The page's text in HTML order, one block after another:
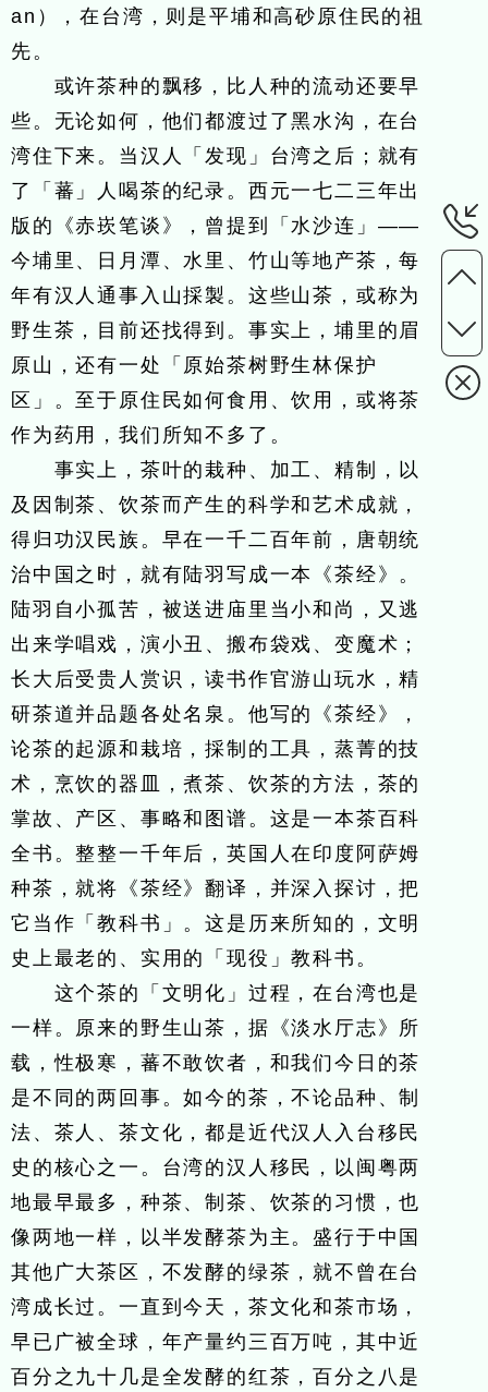
an），在台湾，则是平埔和高砂原住民的祖
先。
或许茶种的飘移，比人种的流动还要早
些。无论如何，他们都渡过了黑水沟，在台
湾住下来。当汉人「发现」台湾之后；就有
了「蕃」人喝茶的纪录。西元一七二三年出
版的《赤崁笔谈》，曾提到「水沙连」——
今埔里、日月潭、水里、竹山等地产茶，每
年有汉人通事入山採製。这些山茶，或称为
野生茶，目前还找得到。事实上，埔里的眉
原山，还有一处「原始茶树野生林保护
区」。至于原住民如何食用、饮用，或将茶
作为药用，我们所知不多了。
事实上，茶叶的栽种、加工、精制，以
及因制茶、饮茶而产生的科学和艺术成就，
得归功汉民族。早在一千二百年前，唐朝统
治中国之时，就有陆羽写成一本《茶经》。
陆羽自小孤苦，被送进庙里当小和尚，又逃
出来学唱戏，演小丑、搬布袋戏、变魔术；
长大后受贵人赏识，读书作官游山玩水，精
研茶道并品题各处名泉。他写的《茶经》，
论茶的起源和栽培，採制的工具，蒸菁的技
术，烹饮的器皿，煮茶、饮茶的方法，茶的
掌故、产区、事略和图谱。这是一本茶百科
全书。整整一千年后，英国人在印度阿萨姆
种茶，就将《茶经》翻译，并深入探讨，把
它当作「教科书」。这是历来所知的，文明
史上最老的、实用的「现役」教科书。
这个茶的「文明化」过程，在台湾也是
一样。原来的野生山茶，据《淡水厅志》所
载，性极寒，蕃不敢饮者，和我们今日的茶
是不同的两回事。如今的茶，不论品种、制
法、茶人、茶文化，都是近代汉人入台移民
史的核心之一。台湾的汉人移民，以闽粤两
地最早最多，种茶、制茶、饮茶的习惯，也
像两地一样，以半发酵茶为主。盛行于中国
其他广大茶区，不发酵的绿茶，就不曾在台
湾成长过。一直到今天，茶文化和茶市场，
早已广被全球，年产量约三百万吨，其中近
百分之九十几是全发酵的红茶，百分之八是